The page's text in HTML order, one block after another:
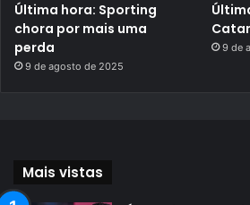
Última hora: Sporting
chora por mais uma
perda
9 de agosto de 2025
9 de
Mais vistas